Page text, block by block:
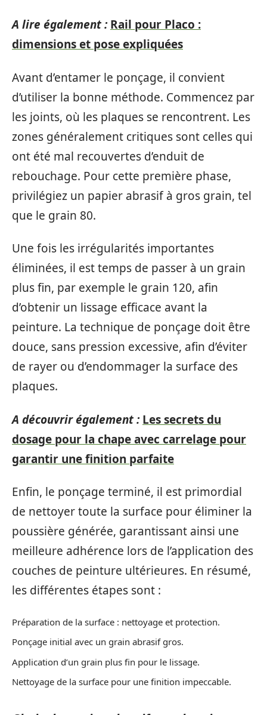
A lire également : Rail pour Placo :
dimensions et pose expliquées
Avant d’entamer le ponçage, il convient
d’utiliser la bonne méthode. Commencez par
les joints, où les plaques se rencontrent. Les
zones généralement critiques sont celles qui
ont été mal recouvertes d’enduit de
rebouchage. Pour cette première phase,
privilégiez un papier abrasif à gros grain, tel
que le grain 80.
Une fois les irrégularités importantes
éliminées, il est temps de passer à un grain
plus fin, par exemple le grain 120, afin
d’obtenir un lissage efficace avant la
peinture. La technique de ponçage doit être
douce, sans pression excessive, afin d’éviter
de rayer ou d’endommager la surface des
plaques.
A découvrir également : Les secrets du
dosage pour la chape avec carrelage pour
garantir une finition parfaite
Enfin, le ponçage terminé, il est primordial
de nettoyer toute la surface pour éliminer la
poussière générée, garantissant ainsi une
meilleure adhérence lors de l’application des
couches de peinture ultérieures. En résumé,
les différentes étapes sont :
Préparation de la surface : nettoyage et protection.
Ponçage initial avec un grain abrasif gros.
Application d’un grain plus fin pour le lissage.
Nettoyage de la surface pour une finition impeccable.